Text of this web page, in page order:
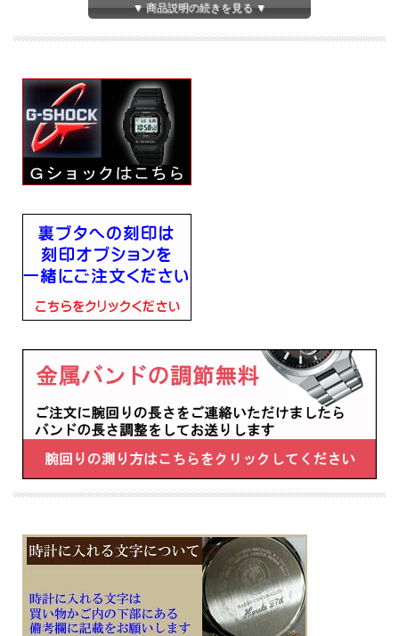
メタルケース、スクリューバックには耐摩耗性を強化するDLC（ダイヤモンドライ
また、ベゼル、バンドなどの主な樹脂パーツに、環境負荷低減への貢献が期待され
るバイオマスプラスチックを使用
1983年に誕生したG-SHOCKオリジナルデザインに先進のテクノロジーを搭載し、
更に上質に仕上げたこだわりのモデルです
■電波機能：日本全国、北米、イギリス、ドイツ、中国対応
■光発電
■ソーラー発電、機能使用時約10ヶ月、パワーセービング状態時約22ヶ月（フル充
電時）
■電波受信が行われない場合は、通常のクオーツ精度（平均月差±15秒）で動作し
ます
■２０気圧防水
■ミネラルガラス
■フルオートカレンダー
■1/100秒（1時間未満）／1秒（1時間以上）、24時間計、スプリット付き（ストッ
プウオッチ機能）
■時刻アラーム5本（1本のみスヌーズ機能）・時報
■ワールドタイム5本：世界48都市（31タイムゾーン）＋UTC（協定世界時）の時
刻表示、ホームタイムの都市入替機能付き
■タイマー機能 セット単位：1秒、最大セット24時間、1秒単位で計測
■耐衝撃構造（ショックレジスト）
・バンド装着可能サイズ：145～205mm
・スクリューバック
・パワーセービング機能（暗所では一定時間が経過すると表示を消して節電しま
す）
・12/24時間制表示切替
▼ 商品説明の続きを見る ▼